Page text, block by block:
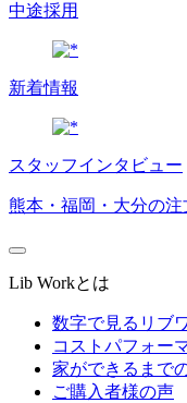
中途採用
新着情報
スタッフインタビュー
熊本・福岡・大分の
Lib Workとは
数字で見るリブ
コストパフォー
家ができるまで
ご購入者様の声